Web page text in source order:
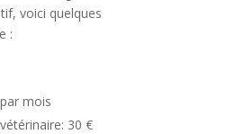
voici quelques
:
mois
30 €